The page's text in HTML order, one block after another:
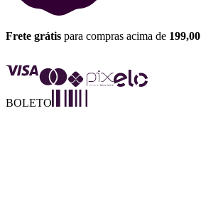
Frete grátis para compras acima de 199,00
BOLETO